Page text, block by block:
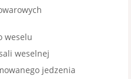
weselu
weselnej
jedzenia